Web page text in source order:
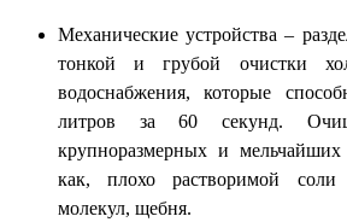
Механические устройства –
тонкой и грубой очистки
водоснабжения, которые
литров за 60 секунд.
крупноразмерных и мельчайших
как, плохо растворимой соли
молекул, щебня.